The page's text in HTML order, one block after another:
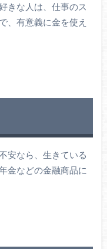
きな人は、仕事のス
、有意義に金を使え
安なら、生きている
金などの金融商品に